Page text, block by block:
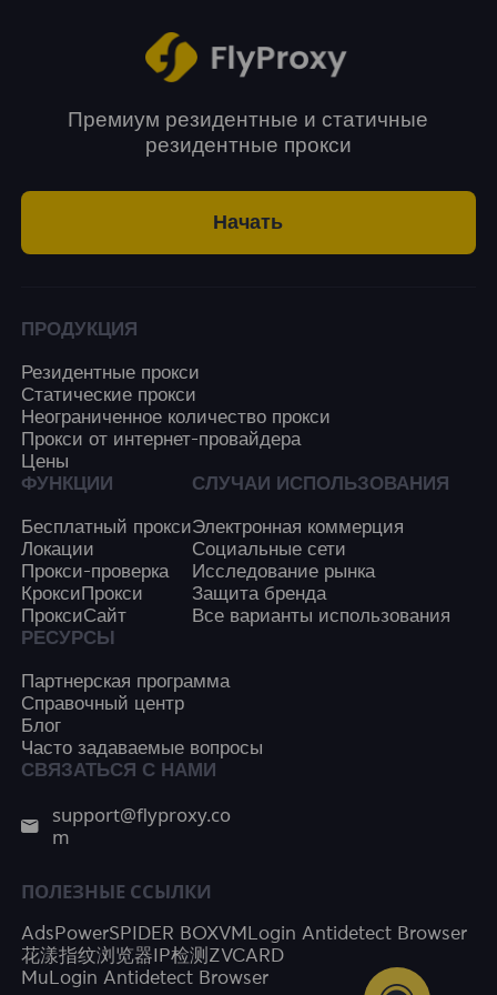
данных центровых сетей, что делает их
идеальными для долгосрочного и частого
использования.
Премиум резидентные и статичные
резидентные прокси
Начать
ПРОДУКЦИЯ
Резидентные прокси
Статические прокси
Неограниченное количество прокси
Прокси от интернет-провайдера
Цены
ФУНКЦИИ
Бесплатный прокси
Локации
Прокси-проверка
КроксиПрокси
ПроксиСайт
СЛУЧАИ ИСПОЛЬЗОВАНИЯ
Электронная коммерция
Социальные сети
Исследование рынка
Защита бренда
Все варианты использования
РЕСУРСЫ
Партнерская программа
Справочный центр
Блог
Часто задаваемые вопросы
СВЯЗАТЬСЯ С НАМИ
support@flyproxy.co
m
ПОЛЕЗНЫЕ ССЫЛКИ
AdsPowerSPIDER BOXVMLogin Antidetect Browser
花漾指纹浏览器 IP检测 ZVCARD
MuLogin Antidetect Browser